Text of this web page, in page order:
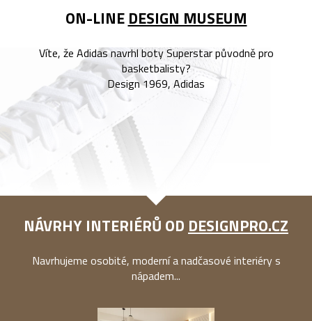
ON-LINE DESIGN MUSEUM
Víte, že Adidas navrhl boty Superstar původně pro
basketbalisty?
Design 1969, Adidas
NÁVRHY INTERIÉRŮ OD DESIGNPRO.CZ
Navrhujeme osobité, moderní a nadčasové interiéry s
nápadem...